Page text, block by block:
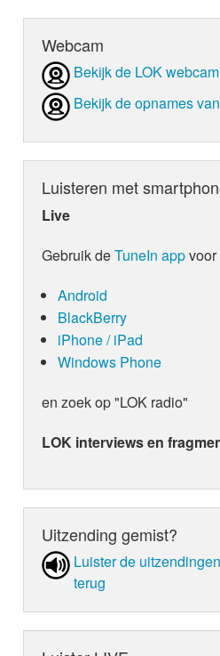
Webcam
Bekijk de LOK webcam
Bekijk de opnames
Luisteren met
Live
Gebruik deTuneIn appvoor
Android
BlackBerry
iPhone / iPad
Windows Phone
en zoek op "LOK radio"
LOK interviews en
Uitzending gemist?
Luister de
terug